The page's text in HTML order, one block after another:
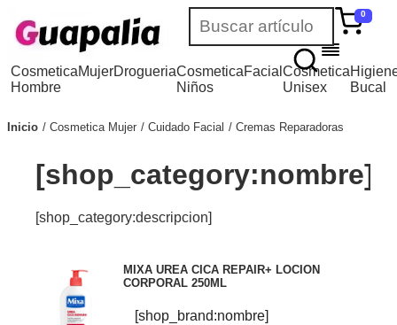
0
Cosmetica
Hombre
MujerDrogueriaCosmetica
Niños
FacialCosmetica
Unisex
Bucal
Inicio Cosmetica Mujer Cuidado Facial Cremas Reparadoras
[shop_category:nombre]
[shop_category:descripcion]
MIXA UREA CICA REPAIR+ LOCION
CORPORAL 250ML
[shop_brand:nombre]